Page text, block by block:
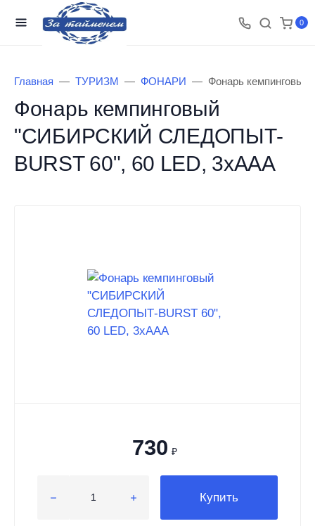
0
Главная ТУРИЗМ ФОНАРИ Фонарь
Фонарь кемпинговый
"СИБИРСКИЙ СЛЕДОПЫТ-
BURST 60", 60 LED, 3хААА
730 ₽
Купить